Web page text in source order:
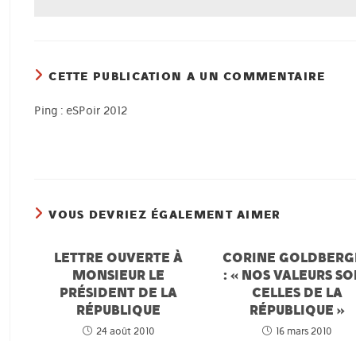
CETTE PUBLICATION A UN COMMENTAIRE
Ping : eSPoir 2012
VOUS DEVRIEZ ÉGALEMENT AIMER
LETTRE OUVERTE À
MONSIEUR LE
PRÉSIDENT DE LA
RÉPUBLIQUE
24 août 2010
CORINE
: « NOS VALEURS
CELLES DE LA
RÉPUBLIQUE »
16 mars 2010